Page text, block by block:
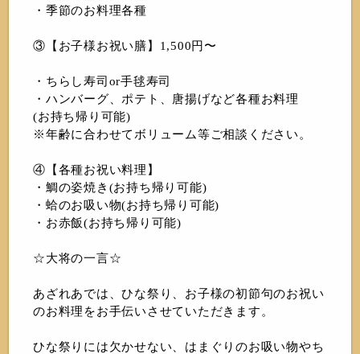
・季節のお料理各種
③【お子様お祝い膳】1,500円〜
・ちらし寿司or手毬寿司
・ハンバーグ、ポテト、唐揚げなど各種お料理
(お持ち帰り可能)
※年齢に合わせてボリューム等ご相談ください。
④【各種お祝い料理】
・鯛の姿焼き(お持ち帰り可能)
・蛤のお吸い物(お持ち帰り可能)
・お赤飯(お持ち帰り可能)
☆大将の一言☆
あざれあでは、ひな祭り、お子様の初節句のお祝い
のお料理をお手伝いさせていただきます。
ひな祭りには欠かせない、はまぐりのお吸い物やち